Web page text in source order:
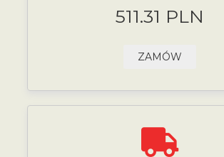
511.31 PLN
ZAMÓW